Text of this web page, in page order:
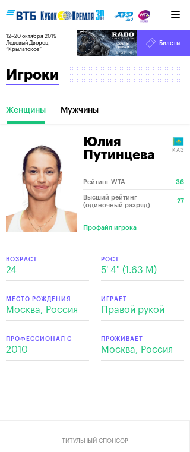
12–20 октября 2019
Ледовый Дворец
“Крылатское”
16 :26 : 46
Билеты
Игроки
Женщины Мужчины
Юлия
Путинцева
КАЗ
Рейтинг WTA 36
Высший рейтинг
(одиночный разряд)
27
Профайл игрока
ВОЗРАСТ
24
РОСТ
5' 4" (1.63 M)
МЕСТО РОЖДЕНИЯ
Москва, Россия
ИГРАЕТ
Правой рукой
ПРОФЕССИОНАЛ С
2010
ПРОЖИВАЕТ
Москва, Россия
ТИТУЛЬНЫЙ СПОНСОР